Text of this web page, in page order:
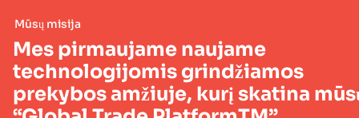
Mūsų misija
Mes pirmaujame naujame
technologijomis grindžiamos
prekybos amžiuje, kurį skatina